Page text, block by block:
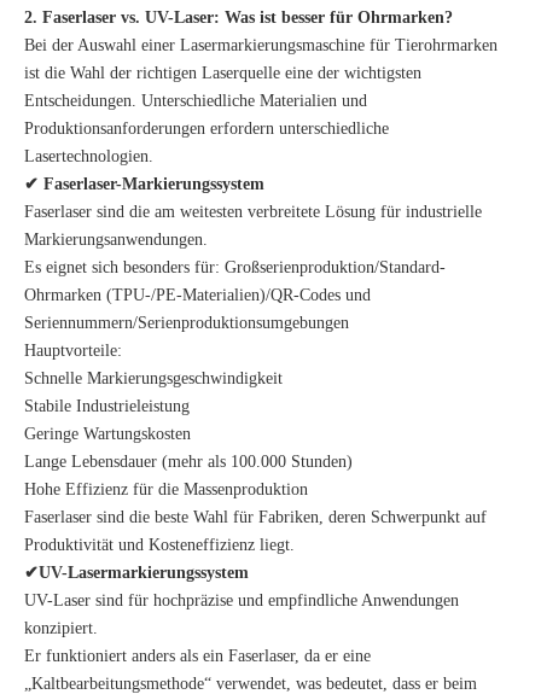
2. Faserlaser vs. UV-Laser: Was ist besser für Ohrmarken?
Bei der Auswahl einer Lasermarkierungsmaschine für Tierohrmarken
ist die Wahl der richtigen Laserquelle eine der wichtigsten
Entscheidungen. Unterschiedliche Materialien und
Produktionsanforderungen erfordern unterschiedliche
Lasertechnologien.
✔ Faserlaser-Markierungssystem
Faserlaser sind die am weitesten verbreitete Lösung für industrielle
Markierungsanwendungen.
Es eignet sich besonders für: Großserienproduktion/Standard-
Ohrmarken (TPU-/PE-Materialien)/QR-Codes und
Seriennummern/Serienproduktionsumgebungen
Hauptvorteile:
Schnelle Markierungsgeschwindigkeit
Stabile Industrieleistung
Geringe Wartungskosten
Lange Lebensdauer (mehr als 100.000 Stunden)
Hohe Effizienz für die Massenproduktion
Faserlaser sind die beste Wahl für Fabriken, deren Schwerpunkt auf
Produktivität und Kosteneffizienz liegt.
✔UV-Lasermarkierungssystem
UV-Laser sind für hochpräzise und empfindliche Anwendungen
konzipiert.
Er funktioniert anders als ein Faserlaser, da er eine
„Kaltbearbeitungsmethode“ verwendet, was bedeutet, dass er beim